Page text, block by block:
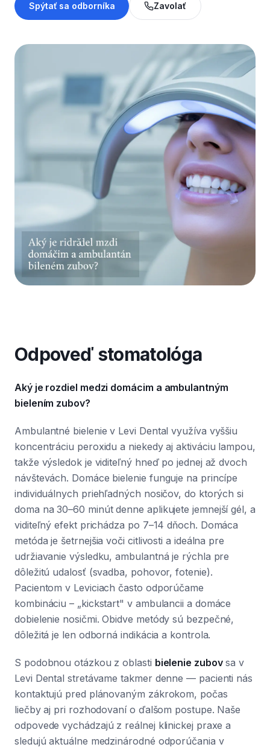
Spýtať sa odborníka Zavolať
Odpoveď stomatológa
Aký je rozdiel medzi domácim a ambulantným
bielením zubov?
Ambulantné bielenie v Levi Dental využíva vyššiu
koncentráciu peroxidu a niekedy aj aktiváciu lampou,
takže výsledok je viditeľný hneď po jednej až dvoch
návštevách. Domáce bielenie funguje na princípe
individuálnych priehľadných nosičov, do ktorých si
doma na 30–60 minút denne aplikujete jemnejší gél, a
viditeľný efekt prichádza po 7–14 dňoch. Domáca
metóda je šetrnejšia voči citlivosti a ideálna pre
udržiavanie výsledku, ambulantná je rýchla pre
dôležitú udalosť (svadba, pohovor, fotenie).
Pacientom v Leviciach často odporúčame
kombináciu – „kickstart" v ambulancii a domáce
dobielenie nosičmi. Obidve metódy sú bezpečné,
dôležitá je len odborná indikácia a kontrola.
S podobnou otázkou z oblasti bielenie zubovsa v
Levi Dental stretávame takmer denne — pacienti nás
kontaktujú pred plánovaným zákrokom, počas
liečby aj pri rozhodovaní o ďalšom postupe. Naše
odpovede vychádzajú z reálnej klinickej praxe a
sledujú aktuálne medzinárodné odporúčania v